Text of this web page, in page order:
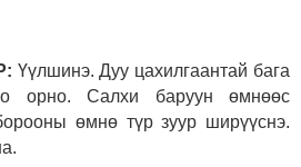
Үүлшинэ. Дуу цахилгаантай бага
орно. Салхи баруун өмнөөс
өмнө түр зуур ширүүснэ.